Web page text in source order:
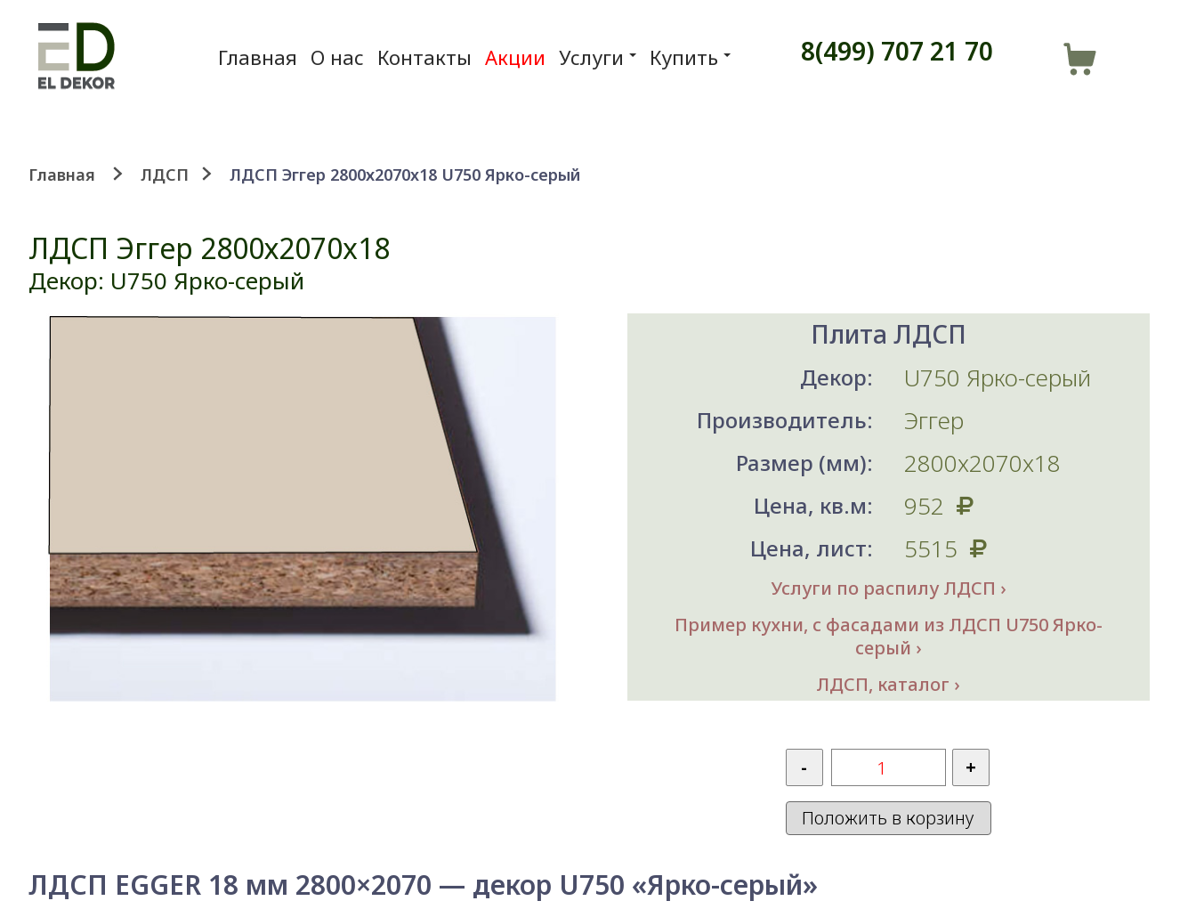
Главная О нас Контакты Акции Услуги Купить 8(499) 707 21 70
Главная ЛДСП ЛДСП Эггер 2800х2070x18 U750 Ярко-серый
ЛДСП Эггер 2800х2070x18
Декор: U750 Ярко-серый
Плита ЛДСП
Декор: U750 Ярко-серый
Производитель: Эггер
Размер (мм): 2800х2070x18
Цена, кв.м: 952
Цена, лист: 5515
Услуги по распилу ЛДСП
Пример кухни, с фасадами из ЛДСП U750 Ярко-
серый
ЛДСП, каталог
Положить в корзину
ЛДСП EGGER 18 мм 2800×2070 — декор U750 «Ярко-серый»